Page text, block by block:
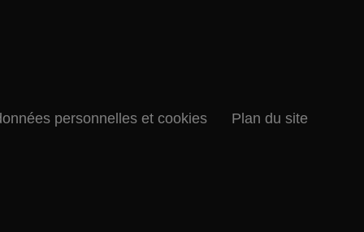
personnelles et cookies Plan du site